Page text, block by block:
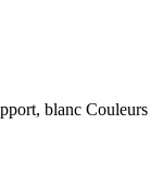
blanc Couleurs